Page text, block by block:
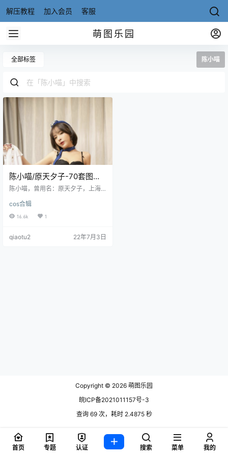
解压教程 加入会员 客服
萌图乐园
全部标签 陈小喵
陈小喵/原天夕子-70套图包
[写真合集][持续更新]
陈小喵，曾用名：原天夕子，上海9
品以黑丝为多，质量很高。 微博：
陈小喵Meow 资源目录 NO.1820陈
147MB.
cos合辑
16.6k 1
qiaotu2 22年7月3日
Copyright © 2026 萌图乐园
皖ICP备2021011157号-3
查询 69 次，耗时 2.4875 秒
首页 专题 认证 搜索 菜单 我的